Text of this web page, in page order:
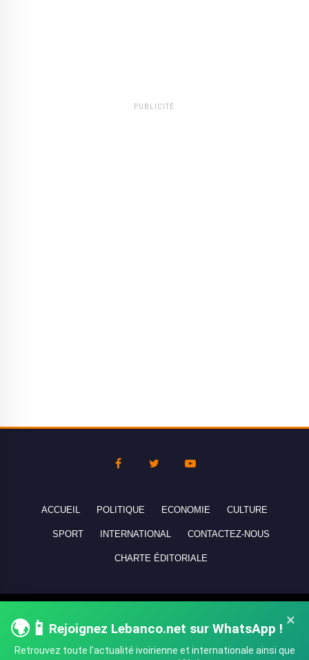
PUBLICITÉ
×
🌍📱 Rejoignez Lebanco.net sur WhatsApp !
Retrouvez toute l'actualité ivoirienne et internationale ainsi que
ACCUEIL POLITIQUE ECONOMIE CULTURE
SPORT INTERNATIONAL CONTACTEZ-NOUS
CHARTE ÉDITORIALE
réservés - All rights reserved.